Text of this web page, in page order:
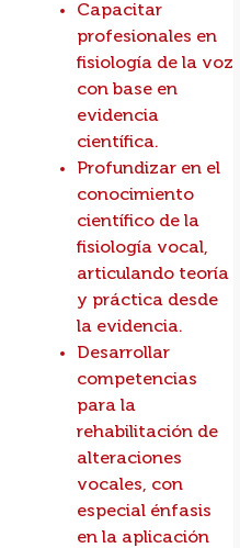
Capacitar
profesionales en
fisiología de la voz
con base en
evidencia
científica.
Profundizar en el
conocimiento
científico de la
fisiología vocal,
articulando teoría
y práctica desde
la evidencia.
Desarrollar
competencias
para la
rehabilitación de
alteraciones
vocales, con
especial énfasis
en la aplicación